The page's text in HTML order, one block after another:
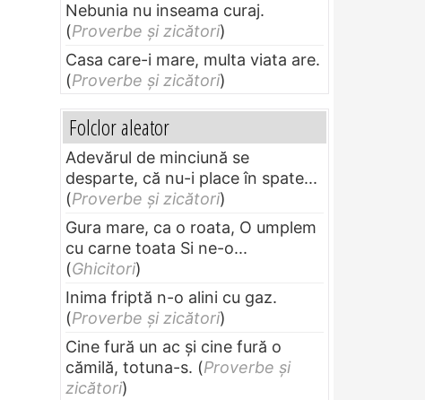
Nebunia nu inseama curaj.
(Proverbe și zicători)
Casa care-i mare, multa viata are.
(Proverbe și zicători)
Folclor aleator
Adevărul de minciună se
desparte, că nu-i place în spate...
(Proverbe și zicători)
Gura mare, ca o roata, O umplem
cu carne toata Si ne-o...
(Ghicitori)
Inima friptă n-o alini cu gaz.
(Proverbe și zicători)
Cine fură un ac şi cine fură o
cămilă, totuna-s. (Proverbe și
zicători)